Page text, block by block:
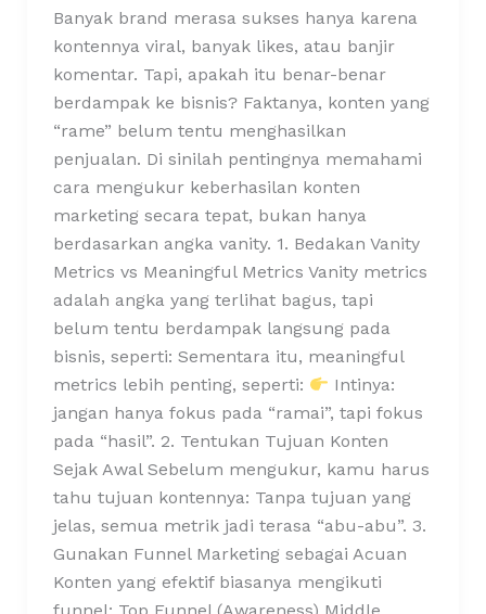
Banyak brand merasa sukses hanya karena
kontennya viral, banyak likes, atau banjir
komentar. Tapi, apakah itu benar-benar
berdampak ke bisnis? Faktanya, konten yang
“rame” belum tentu menghasilkan
penjualan. Di sinilah pentingnya memahami
cara mengukur keberhasilan konten
marketing secara tepat, bukan hanya
berdasarkan angka vanity. 1. Bedakan Vanity
Metrics vs Meaningful Metrics Vanity metrics
adalah angka yang terlihat bagus, tapi
belum tentu berdampak langsung pada
bisnis, seperti: Sementara itu, meaningful
metrics lebih penting, seperti:
Intinya:
jangan hanya fokus pada “ramai”, tapi fokus
pada “hasil”. 2. Tentukan Tujuan Konten
Sejak Awal Sebelum mengukur, kamu harus
tahu tujuan kontennya: Tanpa tujuan yang
jelas, semua metrik jadi terasa “abu-abu”. 3.
Gunakan Funnel Marketing sebagai Acuan
Konten yang efektif biasanya mengikuti